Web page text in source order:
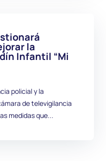
la
Infantil “Mi
policial y la
de televigilancia
medidas que...